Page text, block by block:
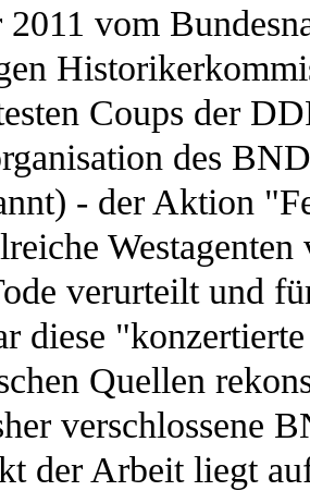
vom
Coups der
des
- der Aktion
verurteilt und
diese
Quellen
verschlossene
der Arbeit liegt